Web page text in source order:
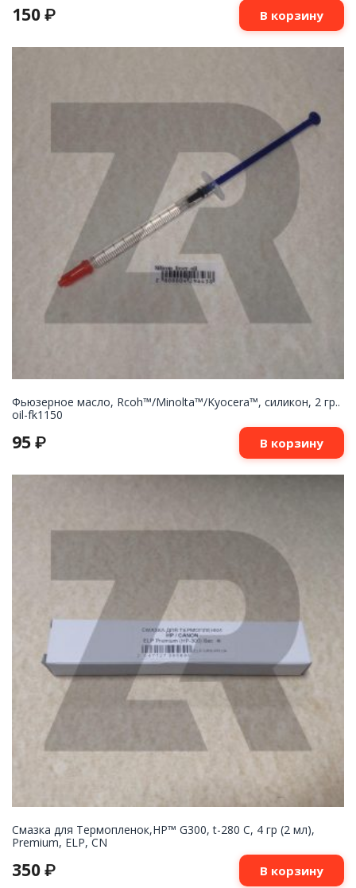
150 ₽ В корзину
Фьюзерное масло, Rcoh™/Minolta™/Kyocera™, силикон, 2 гр..
oil-fk1150
95 ₽ В корзину
Смазка для Термопленок,HP™ G300, t-280 C, 4 гр (2 мл),
Premium, ELP, CN
350 ₽ В корзину